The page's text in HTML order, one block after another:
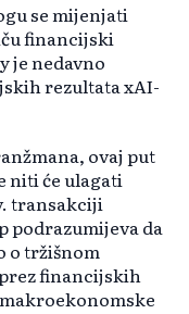
se mijenjati
financijski
je nedavno
rezultata xAI-
ovaj put
niti će ulagati
transakciji
podrazumijeva da
o tržišnom
financijskih